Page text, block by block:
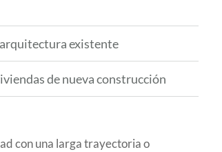
existente
de nueva construcción
con una larga trayectoria o